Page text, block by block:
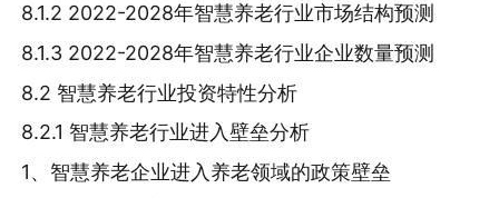
8.1.2 2022-2028年智慧养老行业市场结构预测
8.1.3 2022-2028年智慧养老行业企业数量预测
8.2 智慧养老行业投资特性分析
8.2.1 智慧养老行业进入壁垒分析
1、智慧养老企业进入养老领域的政策壁垒